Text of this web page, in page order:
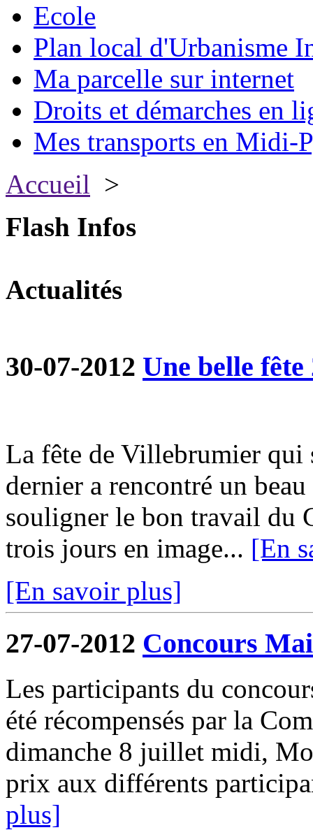
Ecole
Plan local d'Urbanisme
Ma parcelle sur internet
Droits et démarches en
Mes transports en Midi-
Accueil >
Flash Infos
Actualités
30-07-2012 Une belle fête
La fête de Villebrumier qui
dernier a rencontré un
souligner le bon travail du
trois jours en image... [En
[En savoir plus]
27-07-2012 Concours
Les participants du
été récompensés par la
dimanche 8 juillet midi,
prix aux différents
plus]